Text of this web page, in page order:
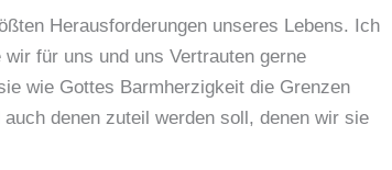
Herausforderungen unseres Lebens. Ich
für uns und uns Vertrauten gerne
wie Gottes Barmherzigkeit die Grenzen
denen zuteil werden soll, denen wir sie